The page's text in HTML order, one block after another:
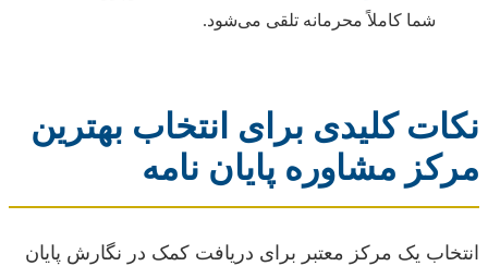
شما کاملاً محرمانه تلقی می‌شود.
نکات کلیدی برای انتخاب بهترین
مرکز مشاوره پایان نامه
انتخاب یک مرکز معتبر برای دریافت کمک در نگارش پایان